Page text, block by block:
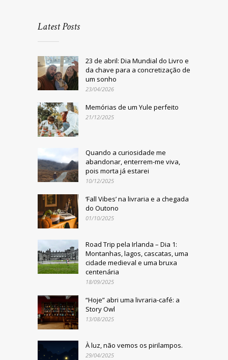
Latest Posts
23 de abril: Dia Mundial do Livro e
da chave para a concretização de
um sonho
23/04/2026
Memórias de um Yule perfeito
21/12/2025
Quando a curiosidade me
abandonar, enterrem-me viva,
pois morta já estarei
10/12/2025
‘Fall Vibes’ na livraria e a chegada
do Outono
01/10/2025
Road Trip pela Irlanda – Dia 1:
Montanhas, lagos, cascatas, uma
cidade medieval e uma bruxa
centenária
18/09/2025
“Hoje” abri uma livraria-café: a
Story Owl
13/08/2025
À luz, não vemos os pirilampos.
29/04/2025